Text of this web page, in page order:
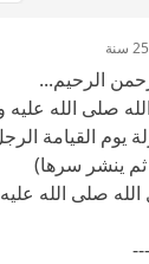
25 سنة
الرحيم...
صلى الله
يوم القيامة
ينشر سرها)
صلى الله